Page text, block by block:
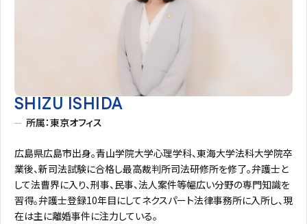
SHIZU ISHIDA
所属：東京オフィス
広島県広島市出身。青山学院大学心理学科、東海大学法科大学院卒
業後、新司法試験に合格し最高裁判所司法研修所を修了。弁護士と
して法曹界に入り、刑事、民事、法人案件等幅広い分野の専門知識を
習得。弁護士登録10年目にしてネクスパート法律事務所に入所し、現
在は主に離婚事件に注力している。